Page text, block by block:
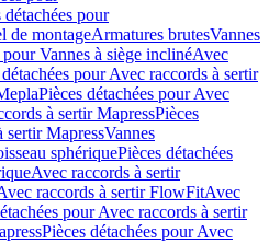
détachées pour
de montageArmatures brutesVannes
pour Vannes à siège inclinéAvec
pour Avec raccords à sertir
Pièces détachées pour Avec
à sertir MapressPièces
sertir MapressVannes
sphériquePièces détachées
Avec raccords à sertir
raccords à sertir FlowFitAvec
pour Avec raccords à sertir
Pièces détachées pour Avec